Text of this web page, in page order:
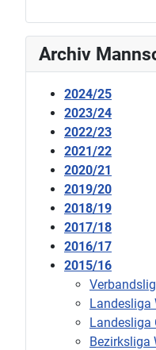
Archiv
2024/25
2023/24
2022/23
2021/22
2020/21
2019/20
2018/19
2017/18
2016/17
2015/16
Landesliga
Landesliga
Bezirksliga